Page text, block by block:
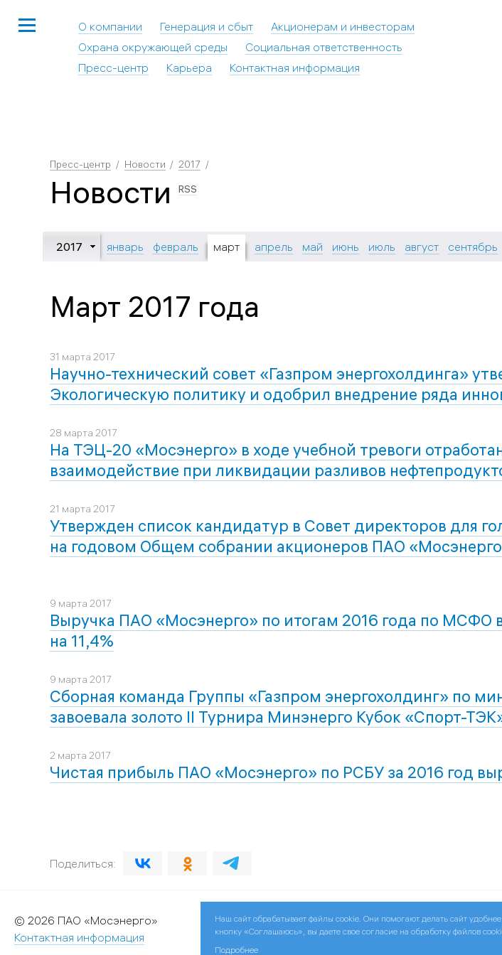
О компании Генерация и сбыт
Акционерам и инвесторам
Охрана окружающей среды
Социальная ответственность
Пресс-центр
Карьера Контактная информация
Пресс-центр Новости 2017
Новости RSS
2017 январь февраль март апрель май июнь июль август сентябрь
Март 2017 года
31 марта 2017
Научно-технический совет «Газпром энергохолдинга»
Экологическую политику и одобрил внедрение ряда
28 марта 2017
На ТЭЦ-20 «Мосэнерго» в ходе учебной тревоги
взаимодействие при ликвидации разливов
21 марта 2017
Утвержден список кандидатур в Совет директоров для
на годовом Общем собрании акционеров ПАО
9 марта 2017
Выручка ПАО «Мосэнерго» по итогам 2016 года по МСФО
на 11,4%
9 марта 2017
Сборная команда Группы «Газпром энергохолдинг» по
завоевала золото II Турнира Минэнерго Кубок «Спорт-
2 марта 2017
Чистая прибыль ПАО «Мосэнерго» по РСБУ за 2016 год
Поделиться:
© 2026 ПАО «Мосэнерго»
Контактная информация
Наш сайт обрабатывает файлы cookie. Они помогают делать сайт
кнопку «Соглашаюсь», вы даете свое согласие на обработку файлов
Подробнее